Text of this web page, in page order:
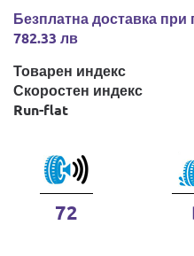
Безплатна доставка
782.33 лв
Товарен индекс
Скоростен индекс
Run-flat
72